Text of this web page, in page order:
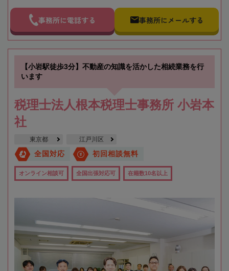
事務所に電話する 事務所にメールする
【小岩駅徒歩3分】不動産の知識を活かした相続業務を行
います
税理士法人根本税理士事務所 小岩本
社
東京都 江戸川区
全国対応 初回相談無料
オンライン相談可 全国出張対応可 在籍数10名以上